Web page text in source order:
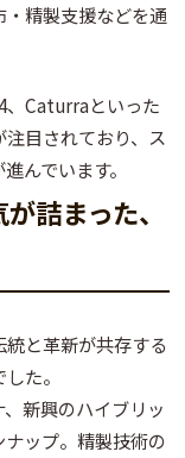
精製支援などを通
、Caturraといった
注目されており、ス
んでいます。
詰まった、
統と革新が共存する
た。
新興のハイブリッ
ナップ。精製技術の